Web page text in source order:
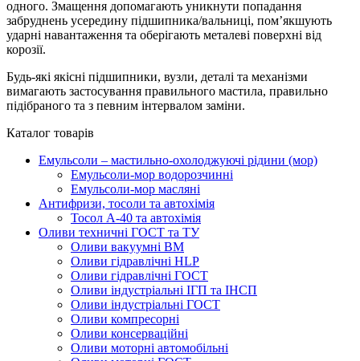
одного. Змащення допомагають уникнути попадання
забруднень усередину підшипника/вальниці, пом’якшують
ударні навантаження та оберігають металеві поверхні від
корозії.
Будь-які якісні підшипники, вузли, деталі та механізми
вимагають застосування правильного мастила, правильно
підібраного та з певним інтервалом заміни.
Каталог товарів
Емульсоли – мастильно-охолоджуючі рідини (мор)
Емульсоли-мор водорозчинні
Емульсоли-мор масляні
Антифризи, тосоли та автохімія
Тосол А-40 та автохімія
Оливи техничні ГОСТ та ТУ
Оливи вакуумні ВМ
Оливи гідравлічні HLP
Оливи гідравлічні ГОСТ
Оливи індустріальні ІГП та ІНСП
Оливи індустріальні ГОСТ
Оливи компресорні
Оливи консерваційні
Оливи моторні автомобільні